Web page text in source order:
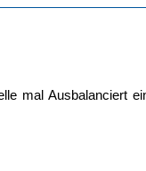
mal Ausbalanciert